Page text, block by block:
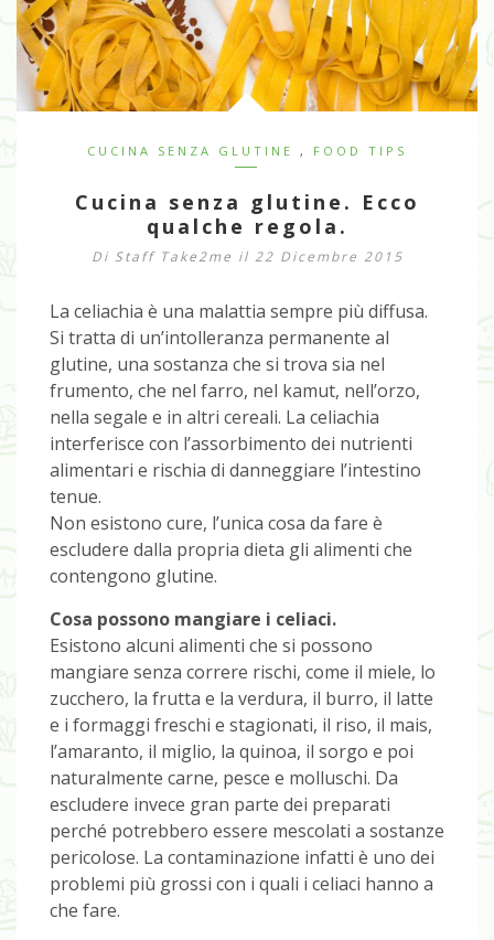
CUCINA SENZA GLUTINE , FOOD TIPS
Cucina senza glutine. Ecco
qualche regola.
Di Staff Take2me il 22 Dicembre 2015
La celiachia è una malattia sempre più diffusa.
Si tratta di un’intolleranza permanente al
glutine, una sostanza che si trova sia nel
frumento, che nel farro, nel kamut, nell’orzo,
nella segale e in altri cereali. La celiachia
interferisce con l’assorbimento dei nutrienti
alimentari e rischia di danneggiare l’intestino
tenue.
Non esistono cure, l’unica cosa da fare è
escludere dalla propria dieta gli alimenti che
contengono glutine.
Cosa possono mangiare i celiaci.
Esistono alcuni alimenti che si possono
mangiare senza correre rischi, come il miele, lo
zucchero, la frutta e la verdura, il burro, il latte
e i formaggi freschi e stagionati, il riso, il mais,
l’amaranto, il miglio, la quinoa, il sorgo e poi
naturalmente carne, pesce e molluschi. Da
escludere invece gran parte dei preparati
perché potrebbero essere mescolati a sostanze
pericolose. La contaminazione infatti è uno dei
problemi più grossi con i quali i celiaci hanno a
che fare.